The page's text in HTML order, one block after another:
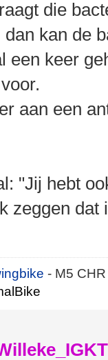
die
dan kan de
een keer
aan een
"Jij hebt
zeggen
- M5